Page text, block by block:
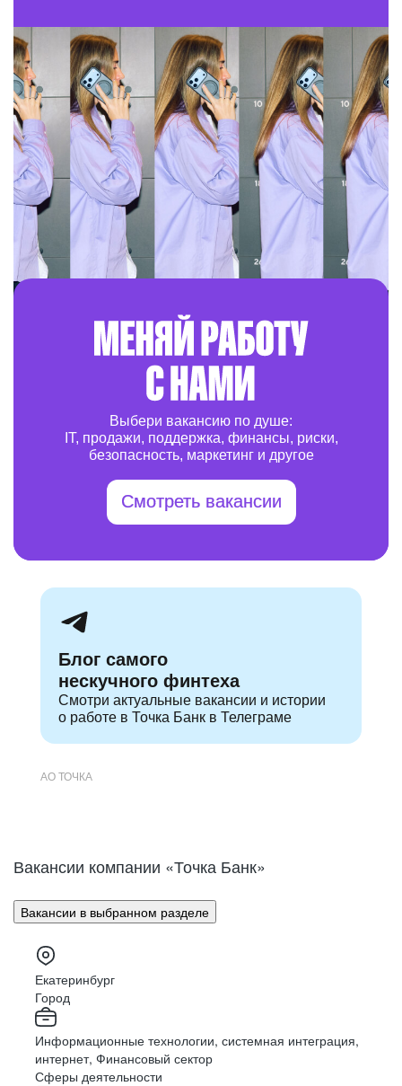
Выбери вакансию по душе:
IT, продажи, поддержка, финансы, риски,
безопасность, маркетинг и другое
Смотреть вакансии
Блог самого
нескучного финтеха
Смотри актуальные вакансии и истории
о работе в Точка Банк в Телеграме
АО ТОЧКА
Вакансии компании «Точка Банк»
Вакансии в выбранном разделе
Екатеринбург
Город
Информационные технологии, системная интеграция,
интернет, Финансовый сектор
Сферы деятельности